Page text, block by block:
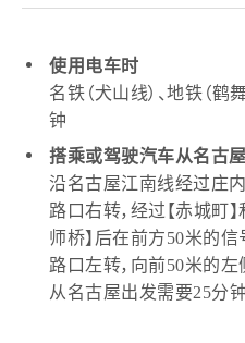
使用电车时
名铁（犬山线）、地铁（
钟
搭乘或驾驶汽车从名古
沿名古屋江南线经过庄内
路口右转，经过【赤城町】
师桥】后在前方50米的
路口左转，向前50米的左
从名古屋出发需要25分钟